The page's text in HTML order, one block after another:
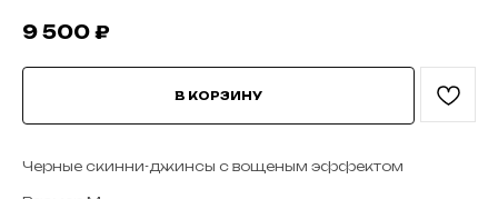
9 500 ₽
В КОРЗИНУ
Черные скинни-джинсы с вощеным эффектом